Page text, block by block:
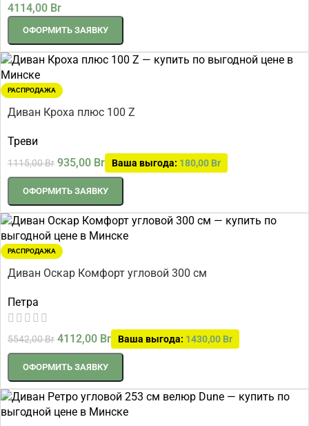
4114,00 Br
ОФОРМИТЬ ЗАЯВКУ
РАСПРОДАЖА
Диван Кроха плюс 100 Z
Треви
1115,00Br 935,00 Br Ваша выгода: 180,00 Br
ОФОРМИТЬ ЗАЯВКУ
РАСПРОДАЖА
Диван Оскар Комфорт угловой 300 см
Петра
5542,00Br 4112,00 Br Ваша выгода: 1430,00 Br
ОФОРМИТЬ ЗАЯВКУ